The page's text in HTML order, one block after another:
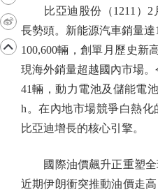
比亞迪股份（1211）2
長勢頭。新能源汽車銷量達
100,600輛，創單月歷史新
現海外銷量超越國內市場
41輛，動力電池及儲能電
h。在內地市場競爭白熱
比亞迪增長的核心引擎。
國際油價飆升正重塑全
近期伊朗衝突推動油價走